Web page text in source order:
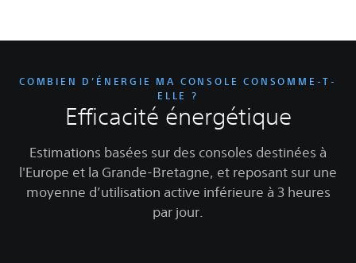
COMBIEN D’ÉNERGIE MA CONSOLE CONSOMME-T-
ELLE ?
Efficacité énergétique
Estimations basées sur des consoles destinées à
l'Europe et la Grande-Bretagne, et reposant sur une
moyenne d’utilisation active inférieure à 3 heures
par jour.